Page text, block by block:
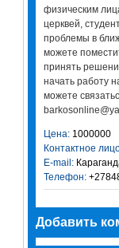
физическим
церквей,
проблемы в
можете
принять
начать работу
можете
Цена:1000000
Контактное
E-mail:
Телефон:
Добавить